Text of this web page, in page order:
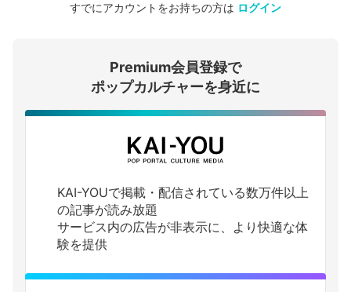
会員登録する
ログインする
すでにアカウントをお持ちの方は ログイン
Premium会員登録で
ポップカルチャーを身近に
KAI-YOUで掲載・配信されている数万件以上
の記事が読み放題
サービス内の広告が非表示に、より快適な体
験を提供